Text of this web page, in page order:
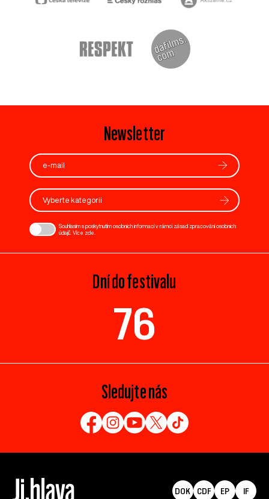
Newsletter
Vyberte kategorii
Souhlasím s poskytnutím osobních informací v rámci zásad zpracování osobních
údajů. Více zde
Dní do festivalu
76
Sledujte nás
DOK CDF EP IF